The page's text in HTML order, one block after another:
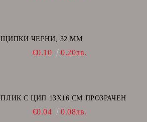
ЩИПКИ ЧЕРНИ, 32 ММ
€0.10 0.20лв.
ПЛИК С ЦИП 13X16 CM ПРОЗРАЧЕН
€0.04 0.08лв.